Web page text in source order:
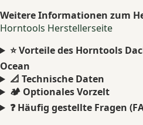
Weitere Informationen zum
Horntools Herstellerseite
⭐ Vorteile des Horntools
Ocean
📐 Technische Daten
🏕️ Optionales Vorzelt
❓ Häufig gestellte Fragen